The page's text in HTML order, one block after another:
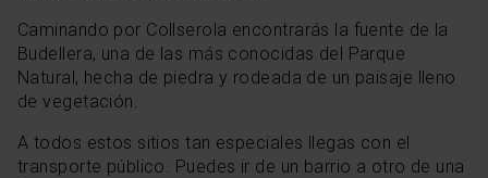
Caminando por Collserola encontrarás la fuente de la
Budellera, una de las más conocidas del Parque
Natural, hecha de piedra y rodeada de un paisaje lleno
de vegetación.
A todos estos sitios tan especiales llegas con el
transporte público. Puedes ir de un barrio a otro de una